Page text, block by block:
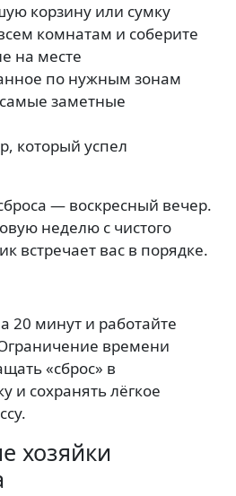
корзину или сумку
комнатам и соберите
на месте
по нужным зонам
заметные
который успел
— воскресный вечер.
неделю с чистого
встречает вас в порядке.
20 минут и работайте
времени
«сброс» в
и сохранять лёгкое
хозяйки